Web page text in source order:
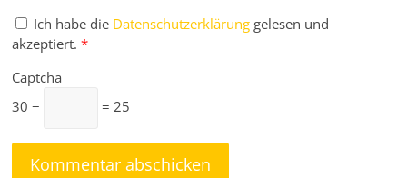
Ich habe die Datenschutzerklärung gelesen und
akzeptiert. *
Captcha
30 −
= 25